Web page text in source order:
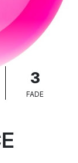
3
FADE